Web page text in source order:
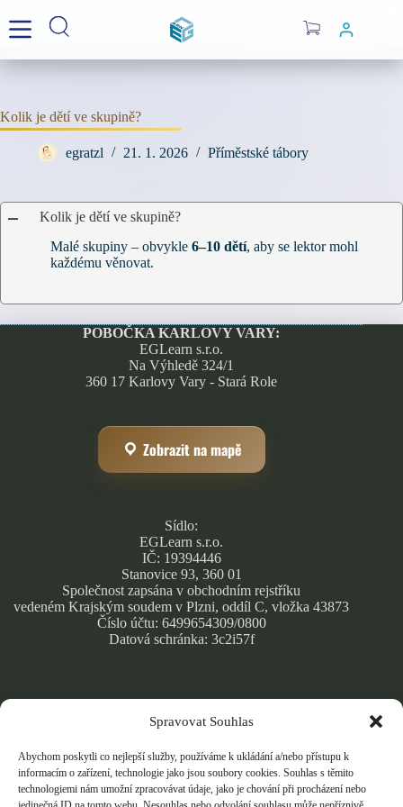
Spravovat Souhlas
Abychom poskytli co nejlepší služby, používáme k ukládání a/nebo přístupu k
informacím o zařízení, technologie jako jsou soubory cookies. Souhlas s těmito
technologiemi nám umožní zpracovávat údaje, jako je chování při procházení nebo
to
content
Shopping
Kolik je dětí ve skupině?
egratzl 21. 1. 2026 Příměstské tábory
A
Kolik je dětí ve skupině?
Malé skupiny – obvykle 6–10 dětí, aby se lektor mohl
každému věnovat.
POBOČKA KARLOVY VARY:
EGLearn s.r.o.
Na Výhledě 324/1
360 17 Karlovy Vary - Stará Role
Zobrazit na mapě
Sídlo:
EGLearn s.r.o.
IČ: 19394446
Stanovice 93, 360 01
Společnost zapsána v obchodním rejstříku
vedeném Krajským soudem v Plzni, oddíl C, vložka 43873
Číslo účtu: 6499654309/0800
Datová schránka: 3c2i57f
Zásady ochrany osobních údajů
Cookie Policy